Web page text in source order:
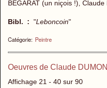
BEGARAT (un niçois !),
Bibl. : "Leboncoin"
Catégorie: Peintre
Oeuvres de Claude
Affichage 21 - 40 sur 90